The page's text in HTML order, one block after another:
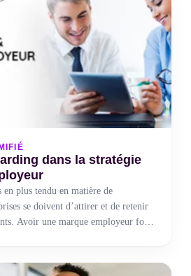
vos équipes et les retenir dans le
dans la stratégie
en plus tendu en matière de
se doivent d’attirer et de retenir
Avoir une marque employeur forte
s’adresser à vos futures recrues.